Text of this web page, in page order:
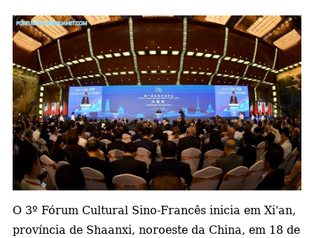
O 3º Fórum Cultural Sino-Francês inicia em Xi'an,
província de Shaanxi, noroeste da China, em 18 de